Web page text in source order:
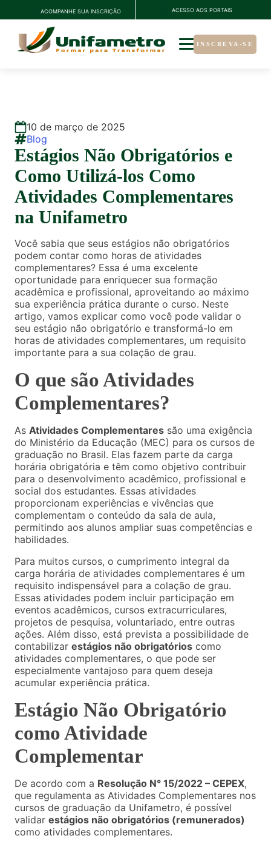
ACOMPANHE SUA INSCRIÇÃO ACESSO AOS PORTAIS
INSCREVA-SE
10 de março de 2025
Blog
Estágios Não Obrigatórios e
Como Utilizá-los Como
Atividades Complementares
na Unifametro
Você sabia que seus estágios não obrigatórios
podem contar como horas de atividades
complementares? Essa é uma excelente
oportunidade para enriquecer sua formação
acadêmica e profissional, aproveitando ao máximo
sua experiência prática durante o curso. Neste
artigo, vamos explicar como você pode validar o
seu estágio não obrigatório e transformá-lo em
horas de atividades complementares, um requisito
importante para a sua colação de grau.
O que são Atividades
Complementares?
As Atividades Complementares são uma exigência
do Ministério da Educação (MEC) para os cursos de
graduação no Brasil. Elas fazem parte da carga
horária obrigatória e têm como objetivo contribuir
para o desenvolvimento acadêmico, profissional e
social dos estudantes. Essas atividades
proporcionam experiências e vivências que
complementam o conteúdo da sala de aula,
permitindo aos alunos ampliar suas competências e
habilidades.
Para muitos cursos, o cumprimento integral da
carga horária de atividades complementares é um
requisito indispensável para a colação de grau.
Essas atividades podem incluir participação em
eventos acadêmicos, cursos extracurriculares,
projetos de pesquisa, voluntariado, entre outras
ações. Além disso, está prevista a possibilidade de
contabilizar estágios não obrigatórios como
atividades complementares, o que pode ser
especialmente vantajoso para quem deseja
acumular experiência prática.
Estágio Não Obrigatório
como Atividade
Complementar
De acordo com a Resolução N° 15/2022 – CEPEX,
que regulamenta as Atividades Complementares nos
cursos de graduação da Unifametro, é possível
validar estágios não obrigatórios (remunerados)
como atividades complementares.